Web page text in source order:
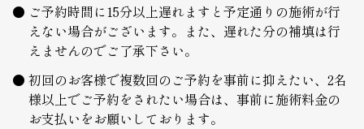
ご予約時間に15分以上遅れますと予定通りの施術が行
えない場合がございます。また、遅れた分の補填は行
えませんのでご了承下さい。
初回のお客様で複数回のご予約を事前に抑えたい、2名
様以上でご予約をされたい場合は、事前に施術料金の
お支払いをお願いしております。